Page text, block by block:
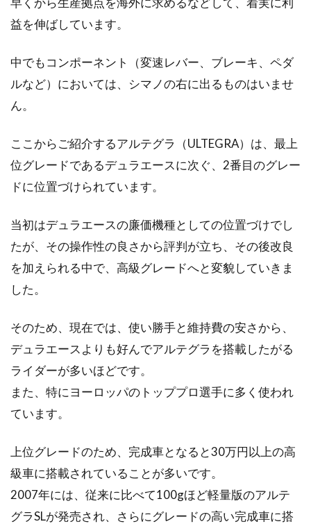
たいヘッドパーツの構造
そのため、ハンドルとサドルは、特によく調整
する...
チェーンリングの交換は必要？チェ
ーンの影響を受けやすい？
ことはあるけど、チェーンリングの交換って必
要あるの？交...
るHOW TO（方法）
ていませんか？と言っても、シフトワイヤーに
はどんな種類があ...
初めてロードバイクを買う人へ！ホ
イールとハブを学ぼう
初めてロードバイクを買おうと思って色々調べ
益を伸ばしています。
中でもコンポーネント（変速レバー、ブレーキ、ペダ
ルなど）においては、シマノの右に出るものはいませ
ん。
ここからご紹介するアルテグラ（ULTEGRA）は、最上
位グレードであるデュラエースに次ぐ、2番目のグレー
ドに位置づけられています。
当初はデュラエースの廉価機種としての位置づけでし
たが、その操作性の良さから評判が立ち、その後改良
を加えられる中で、高級グレードへと変貌していきま
した。
そのため、現在では、使い勝手と維持費の安さから、
デュラエースよりも好んでアルテグラを搭載したがる
ライダーが多いほどです。
また、特にヨーロッパのトッププロ選手に多く使われ
ています。
上位グレードのため、完成車となると30万円以上の高
級車に搭載されていることが多いです。
2007年には、従来に比べて100gほど軽量版のアルテ
グラSLが発売され、さらにグレードの高い完成車に搭